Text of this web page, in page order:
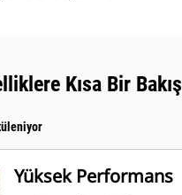
Kısa Bir Bakış
Yüksek Performans